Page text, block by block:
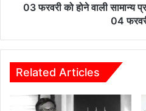
स्थगित,03 फरवरी को होने वाली
04
Related Articles